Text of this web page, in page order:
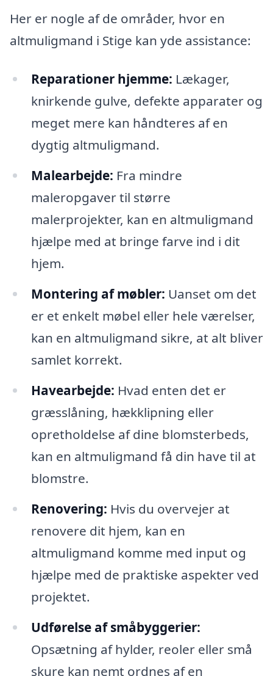
Her er nogle af de områder, hvor en
altmuligmand i Stige kan yde assistance:
Reparationer hjemme: Lækager,
knirkende gulve, defekte apparater og
meget mere kan håndteres af en
dygtig altmuligmand.
Malearbejde: Fra mindre
maleropgaver til større
malerprojekter, kan en altmuligmand
hjælpe med at bringe farve ind i dit
hjem.
Montering af møbler: Uanset om det
er et enkelt møbel eller hele værelser,
kan en altmuligmand sikre, at alt bliver
samlet korrekt.
Havearbejde: Hvad enten det er
græsslåning, hækklipning eller
opretholdelse af dine blomsterbeds,
kan en altmuligmand få din have til at
blomstre.
Renovering: Hvis du overvejer at
renovere dit hjem, kan en
altmuligmand komme med input og
hjælpe med de praktiske aspekter ved
projektet.
Udførelse af småbyggerier:
Opsætning af hylder, reoler eller små
skure kan nemt ordnes af en